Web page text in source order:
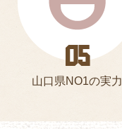
山口県NO1の実力